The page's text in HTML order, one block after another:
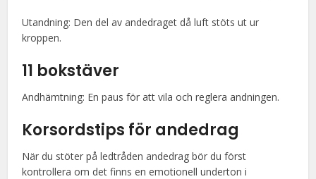
Utandning: Den del av andedraget då luft stöts ut ur
kroppen.
11 bokstäver
Andhämtning: En paus för att vila och reglera andningen.
Korsordstips för andedrag
När du stöter på ledtråden andedrag bör du först
kontrollera om det finns en emotionell underton i